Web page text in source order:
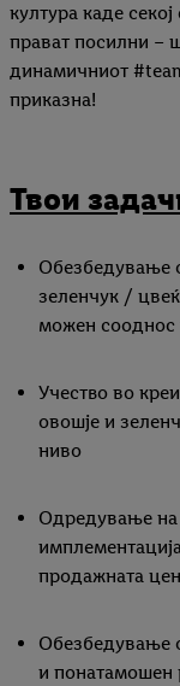
култура каде
прават посилни –
динамичниот
приказна!
Твои
Oбезбедување
зеленчук /
можен сооднос
Учество во
овошје и
ниво
Одредување на
продажната
Обезбедување
и понатамошен